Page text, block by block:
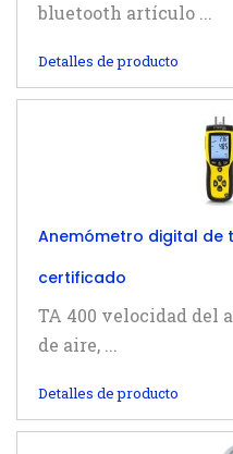
bluetooth artículo ...
Detalles de producto
Anemómetro digital de
certificado
TA 400 velocidad del
de aire, ...
Detalles de producto